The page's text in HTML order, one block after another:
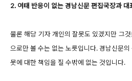
2. 여태 반응이 없는 경남신문 편집국장과 대
물론 해당 기자 개인의 잘못도 있겠지만 그
으로만 볼 수는 없는 노릇입니다. 경남신문
못에 대한 책임을 질 수밖에 없는 것입니다.